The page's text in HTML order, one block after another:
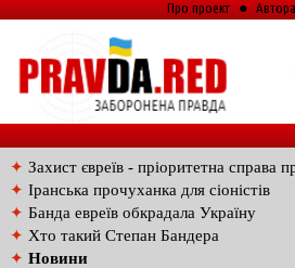
Про проект ●
✦ Захист євреїв - пріоритетна справа
✦ Іранська прочуханка для сіоністів
✦ Банда евреїв обкрадала Україну
✦ Хто такий Степан Бандера
✦ Новини